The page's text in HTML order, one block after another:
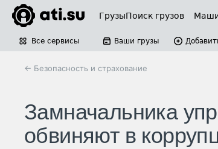
ГрузыПоиск грузов
Все сервисы Ваши грузы
← Безопасность и страхование
Замначальника
обвиняют в